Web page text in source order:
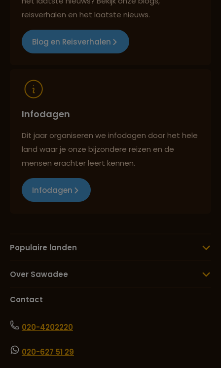
Lees meer over Maras
Lees meer over Miraflores
Lees meer over Puerto Maldonado
Lees meer over Puno
Lees meer over Sacred Valley
Lees meer over Salkantay Trek
Reizen met oog voor mens, cultuur en milieu
reisverhalen en het laatste nieuws.
Blog en Reisverhalen
Infodagen
Dit jaar organiseren we infodagen door het hele
land waar je onze bijzondere reizen en de
mensen erachter leert kennen.
Infodagen
Populaire landen
Over Sawadee
Contact
020-4202220
020-627 51 29